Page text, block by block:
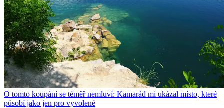
O tomto koupání se téměř nemluví: Kamarád mi ukázal místo, které
působí jako jen pro vyvolené